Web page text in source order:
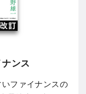
ンス
ファイナンスの